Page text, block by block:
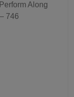
Along
746